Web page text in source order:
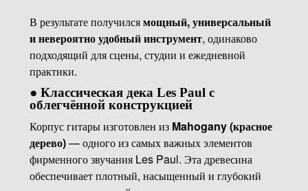
В результате получилсямощный, универсальный
и невероятно удобный инструмент, одинаково
подходящий для сцены, студии и ежедневной
практики.
● Классическая дека Les Paul с
облегчённой конструкцией
Корпус гитары изготовлен из Mahogany (красное
дерево)— одного из самых важных элементов
фирменного звучания Les Paul. Эта древесина
обеспечивает плотный, насыщенный и глубокий